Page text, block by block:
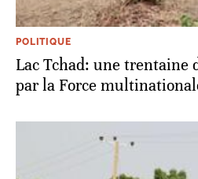
POLITIQUE
Lac Tchad: une trentaine
par la Force